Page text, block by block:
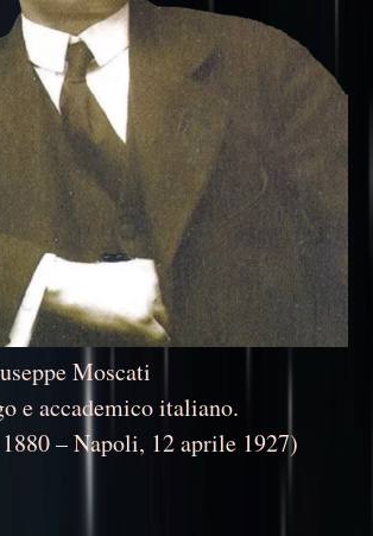
Moscati
e accademico italiano.
– Napoli, 12 aprile 1927)